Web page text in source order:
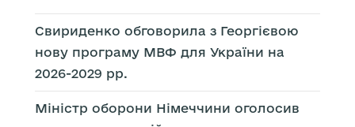
Свириденко обговорила з Георгієвою
нову програму МВФ для України на
2026-2029 рр.
Міністр оборони Німеччини оголосив